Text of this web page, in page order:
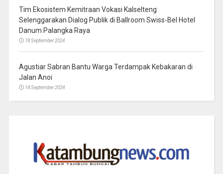
Tim Ekosistem Kemitraan Vokasi Kalselteng
Selenggarakan Dialog Publik di Ballroom Swiss-Bel Hotel
Danum Palangka Raya
18 September 2024
Agustiar Sabran Bantu Warga Terdampak Kebakaran di
Jalan Anoi
14 September 2024